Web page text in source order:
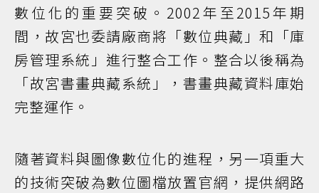
數位化的重要突破。2002年至2015年期
間，故宮也委請廠商將「數位典藏」和「庫
房管理系統」進行整合工作。整合以後稱為
「故宮書畫典藏系統」，書畫典藏資料庫始
完整運作。
隨著資料與圖像數位化的進程，另一項重大
的技術突破為數位圖檔放置官網，提供網路